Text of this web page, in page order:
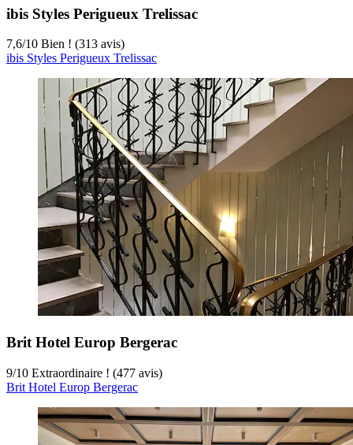
ibis Styles Perigueux Trelissac
7,6/10 Bien ! (313 avis)
ibis Styles Perigueux Trelissac
Brit Hotel Europ Bergerac
9/10 Extraordinaire ! (477 avis)
Brit Hotel Europ Bergerac